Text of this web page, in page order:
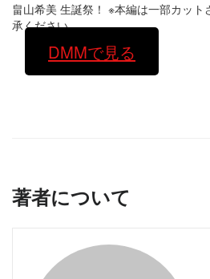
畠山希美 生誕祭！ ※本編は一部カット
承ください。
DMMで見る
著者について